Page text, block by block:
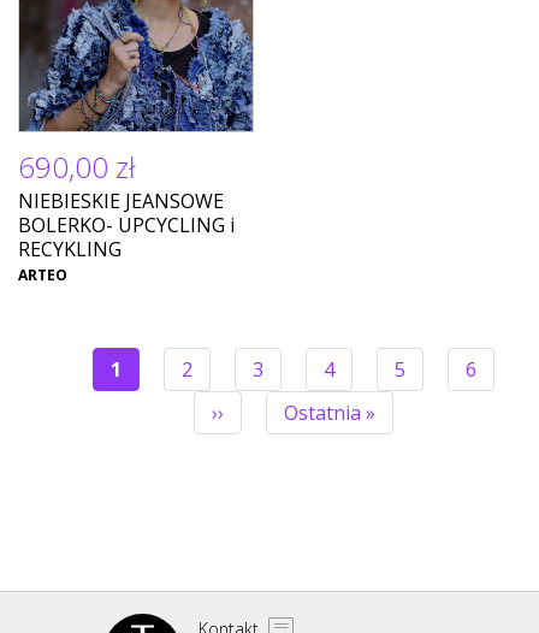
690,00 zł
NIEBIESKIE JEANSOWE
BOLERKO- UPCYCLING i
RECYKLING
ARTEO
Bieżąca
strona
1 Strona
2 Strona
3 Strona
4 Strona
5 Strona
6
Następna
strona
››
Ostatnia
strona
Ostatnia »